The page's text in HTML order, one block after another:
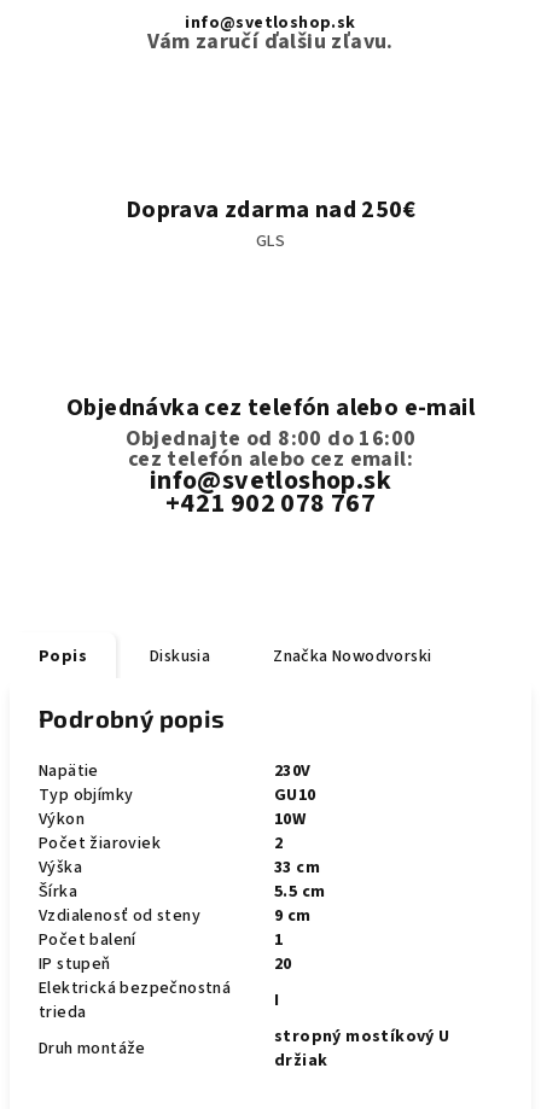
info@svetloshop.sk
Vám zaručí ďalšiu zľavu.
Doprava zdarma nad 250€
GLS
Objednávka cez telefón alebo e-mail
Objednajte od 8:00 do 16:00
cez telefón alebo cez email:
info@svetloshop.sk
+421 902 078 767
Popis Diskusia Značka Nowodvorski
Podrobný popis
Napätie
230V
Typ objímky
GU10
Výkon
10W
Počet žiaroviek
2
Výška
33 cm
Šírka
5.5 cm
Vzdialenosť od steny
9 cm
Počet balení
1
IP stupeň
20
Elektrická bezpečnostná
trieda
I
Druh montáže
stropný mostíkový U
držiak